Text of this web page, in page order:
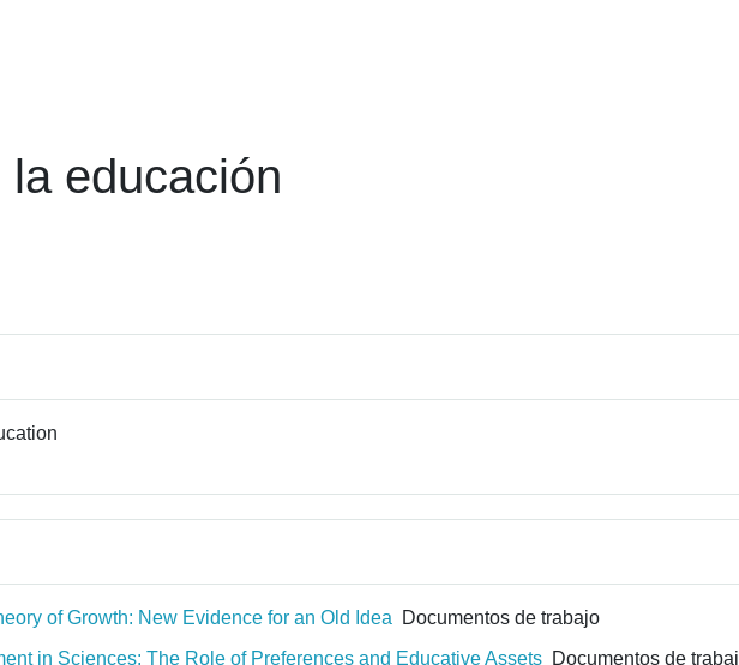
educación
of Growth: New Evidence for an Old Idea Documentos de trabajo
in Sciences: The Role of Preferences and Educative Assets Documentos de